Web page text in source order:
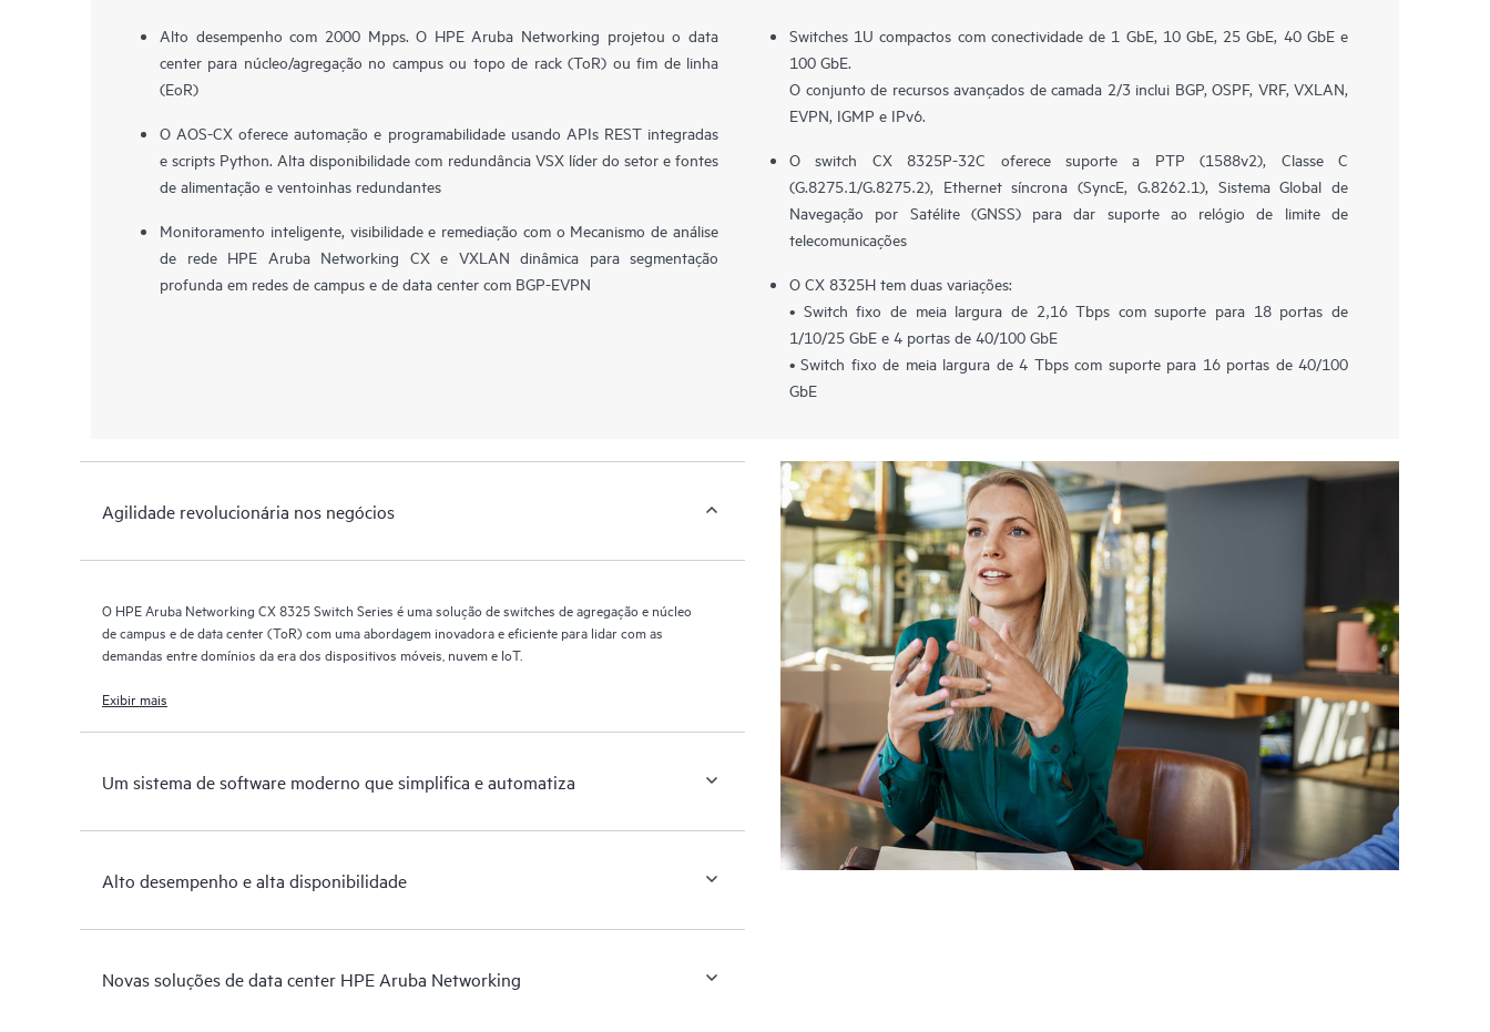
Alto desempenho com 2000 Mpps. O HPE Aruba Networking projetou o data
center para núcleo/agregação no campus ou topo de rack (ToR) ou fim de linha
(EoR)
O AOS-CX oferece automação e programabilidade usando APIs REST integradas
e scripts Python. Alta disponibilidade com redundância VSX líder do setor e fontes
de alimentação e ventoinhas redundantes
Monitoramento inteligente, visibilidade e remediação com o Mecanismo de análise
de rede HPE Aruba Networking CX e VXLAN dinâmica para segmentação
profunda em redes de campus e de data center com BGP-EVPN
Switches 1U compactos com conectividade de 1 GbE, 10 GbE, 25 GbE, 40 GbE e
100 GbE.
O conjunto de recursos avançados de camada 2/3 inclui BGP, OSPF, VRF, VXLAN,
EVPN, IGMP e IPv6.
O switch CX 8325P-32C oferece suporte a PTP (1588v2), Classe C
(G.8275.1/G.8275.2), Ethernet síncrona (SyncE, G.8262.1), Sistema Global de
Navegação por Satélite (GNSS) para dar suporte ao relógio de limite de
telecomunicações
O CX 8325H tem duas variações:
• Switch fixo de meia largura de 2,16 Tbps com suporte para 18 portas de
1/10/25 GbE e 4 portas de 40/100 GbE
• Switch fixo de meia largura de 4 Tbps com suporte para 16 portas de 40/100
GbE
Agilidade revolucionária nos negócios
O HPE Aruba Networking CX 8325 Switch Series é uma solução de switches de agregação e núcleo
de campus e de data center (ToR) com uma abordagem inovadora e eficiente para lidar com as
demandas entre domínios da era dos dispositivos móveis, nuvem e IoT.
Exibir mais
Um sistema de software moderno que simplifica e automatiza
Alto desempenho e alta disponibilidade
Novas soluções de data center HPE Aruba Networking